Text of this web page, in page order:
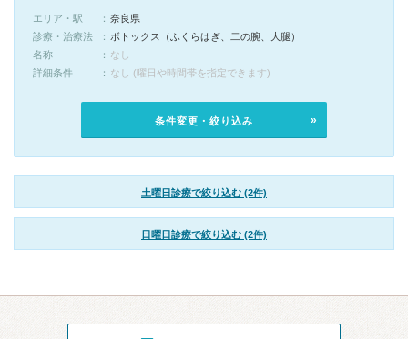
エリア・駅
奈良県
診療・治療法
ボトックス（ふくらはぎ、二の腕、大腿）
名称
なし
詳細条件
なし (曜日や時間帯を指定できます)
条件変更・絞り込み
土曜日診療で絞り込む (2件)
日曜日診療で絞り込む (2件)